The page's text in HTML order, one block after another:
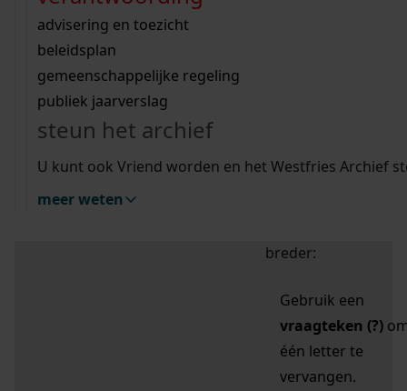
bouwvergunningen
omgevingsvergunningen
vergunningen
beeld en geluid
uitleg nodig?
Wij helpen u op weg met een aantal zoektips.
bekijk alle zoektips
Wij helpen u op weg met een aantal zoektips.
bekijk alle zoektips
bekijk ons geschiedenislokaal
advisering en toezicht
beleidsplan
gemeenschappelijke regeling
publiek jaarverslag
steun het archief
U kunt ook Vriend worden en het Westfries Archief
meer weten
zoektips
Mijn Studiezaal (inloggen)
uw zoekopdracht te
breder:
Gebruik een
vraagteken (?)
één letter te
vervangen.